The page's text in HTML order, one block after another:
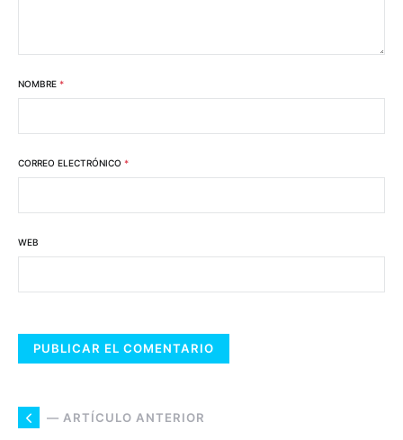
NOMBRE *
CORREO ELECTRÓNICO *
WEB
— ARTÍCULO ANTERIOR